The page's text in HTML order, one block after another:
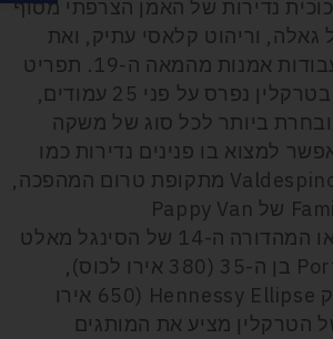
נדירות של האמן הצרפתי מסוף
19, אמיל גאלה, וריהוט קלאסי עתיק, ואת
קירותיו מפארות עבודות אמנות מהמאה ה-19. תפריט
המשקאות המוצע בטרקלין נפרס על פני 25 עמודים,
ביותר לכל סוג של משקה
למצוא בו פנינים נדירות כמו
מתקופת טרום המהפכה,
של Pappy Van
האגדי, או המהדורה ה-14 של הסינגל מאלט
בן ה-35 (380 אירו לכוס),
Hennessy Ellipse
(650 אירו
הטרקלין מציע את המותגים